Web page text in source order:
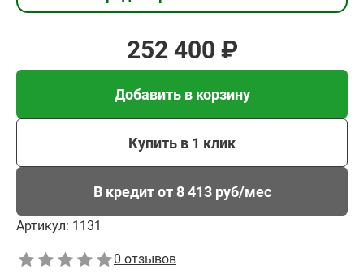
252 400 ₽
Добавить в корзину
Купить в 1 клик
В кредит от 8 413 руб/мес
Артикул: 1131
0 отзывов
В кредит от 8 413 руб/